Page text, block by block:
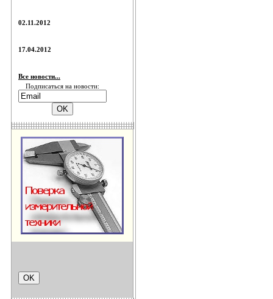
02.11.2012
17.04.2012
Все новости...
Подписаться на новости: